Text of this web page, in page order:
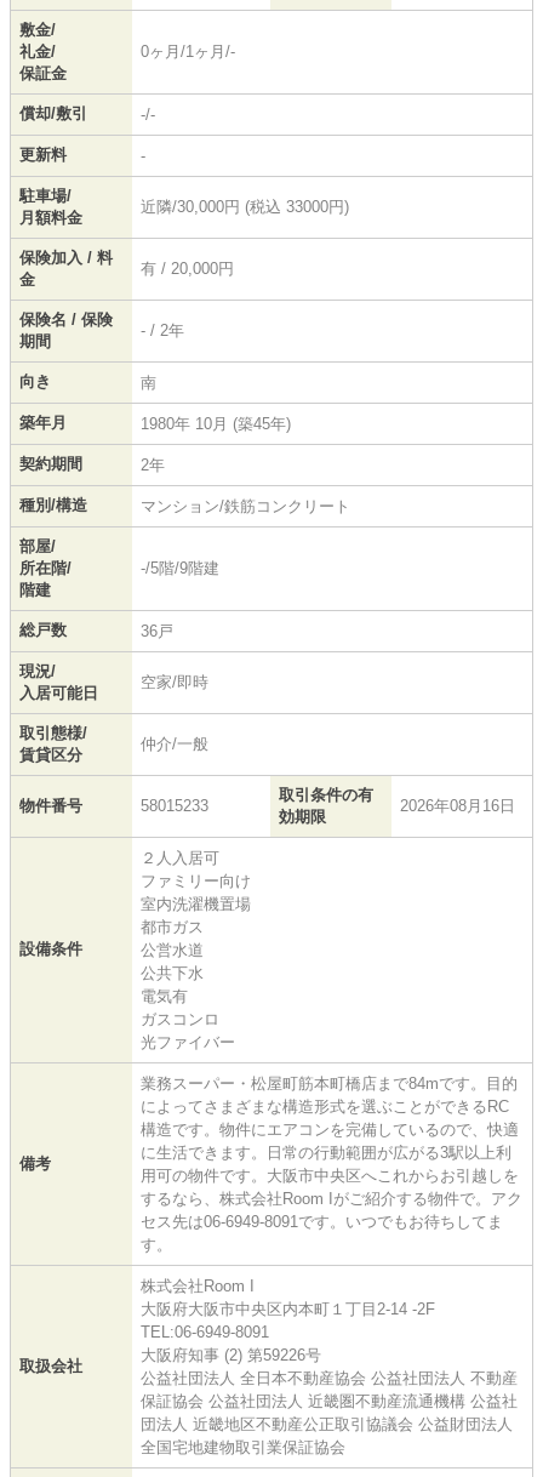
敷金/
礼金/
保証金
0ヶ月/1ヶ月/-
償却/敷引 -/-
更新料 -
駐車場/
月額料金
近隣/30,000円 (税込 33000円)
保険加入 / 料
金
有 / 20,000円
保険名 / 保険
期間
- / 2年
向き 南
築年月 1980年 10月 (築45年)
契約期間 2年
種別/構造 マンション/鉄筋コンクリート
部屋/
所在階/
階建
-/5階/9階建
総戸数 36戸
現況/
入居可能日
空家/即時
取引態様/
賃貸区分
仲介/一般
物件番号 58015233
取引条件の有
効期限
2026年08月16日
設備条件
２人入居可
ファミリー向け
室内洗濯機置場
都市ガス
公営水道
公共下水
電気有
ガスコンロ
光ファイバー
備考
業務スーパー・松屋町筋本町橋店まで84mです。目的
によってさまざまな構造形式を選ぶことができるRC
構造です。物件にエアコンを完備しているので、快適
に生活できます。日常の行動範囲が広がる3駅以上利
用可の物件です。大阪市中央区へこれからお引越しを
するなら、株式会社Room Iがご紹介する物件で。アク
セス先は06-6949-8091です。いつでもお待ちしてま
す。
取扱会社
株式会社Room I
大阪府大阪市中央区内本町１丁目2-14 -2F
TEL:06-6949-8091
大阪府知事 (2) 第59226号
公益社団法人 全日本不動産協会 公益社団法人 不動産
保証協会 公益社団法人 近畿圏不動産流通機構 公益社
団法人 近畿地区不動産公正取引協議会 公益財団法人
全国宅地建物取引業保証協会